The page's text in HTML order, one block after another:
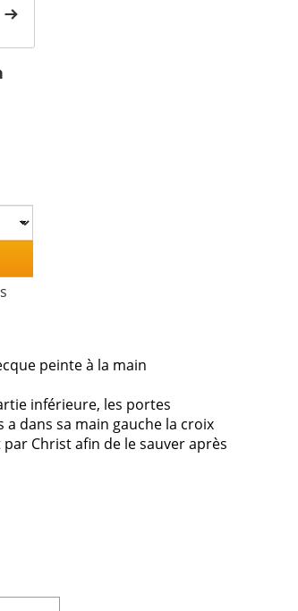
peinte à la main
inférieure, les portes
a dans sa main gauche la croix
Christ afin de le sauver après